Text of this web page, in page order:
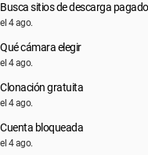
Busca sitios de descarga
el 4 ago.
Qué cámara elegir
el 4 ago.
Clonación gratuita
el 4 ago.
Cuenta bloqueada
el 4 ago.